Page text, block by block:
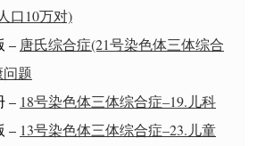
口10万对)
– 唐氏综合症(21号染色体三体综合
题
– 18号染色体三体综合症–19.儿科
– 13号染色体三体综合症–23.儿童